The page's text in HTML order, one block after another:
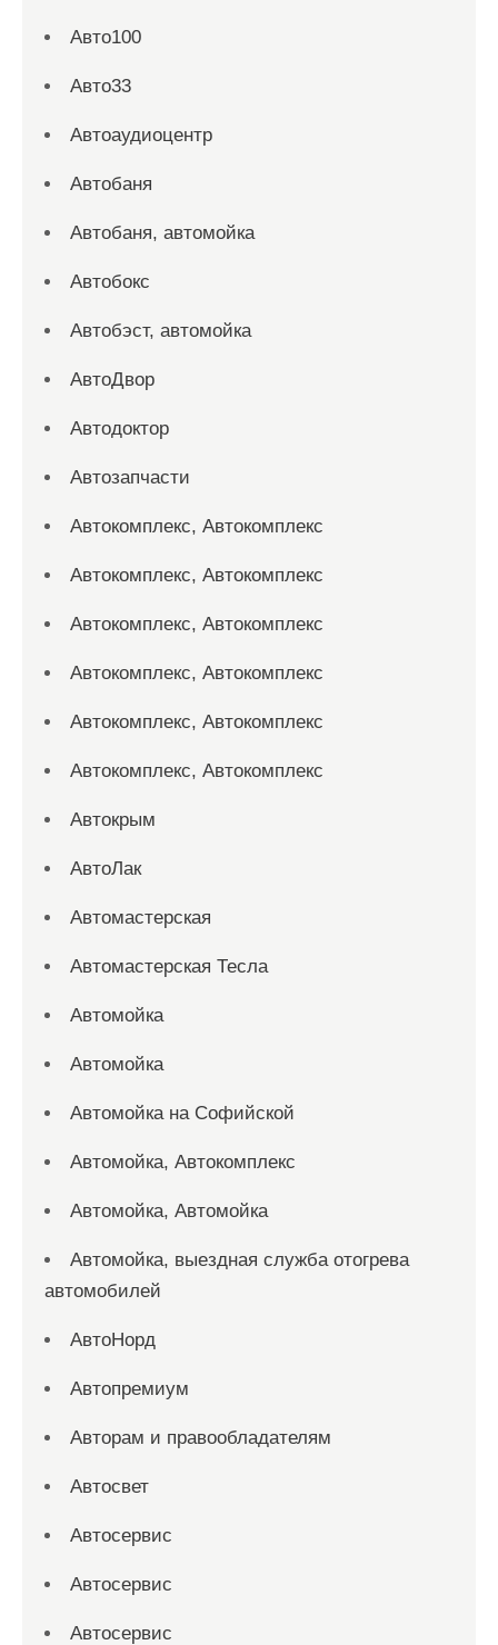
Авто100
Авто33
Автоаудиоцентр
Автобаня
Автобаня, автомойка
Автобокс
Автобэст, автомойка
АвтоДвор
Автодоктор
Автозапчасти
Автокомплекс, Автокомплекс
Автокомплекс, Автокомплекс
Автокомплекс, Автокомплекс
Автокомплекс, Автокомплекс
Автокомплекс, Автокомплекс
Автокомплекс, Автокомплекс
Автокрым
АвтоЛак
Автомастерская
Автомастерская Тесла
Автомойка
Автомойка
Автомойка на Софийской
Автомойка, Автокомплекс
Автомойка, Автомойка
Автомойка, выездная служба отогрева
автомобилей
АвтоНорд
Автопремиум
Авторам и правообладателям
Автосвет
Автосервис
Автосервис
Автосервис